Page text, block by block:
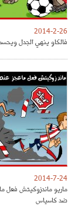
2014-2-26
فالكاو ينهي الجدل
2014-7-24
ماريو ماندزوكيتش فعل
ضد كاسياس